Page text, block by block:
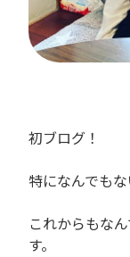
初ブログ！
特になんでもな
これからもな
す。